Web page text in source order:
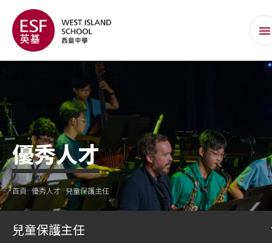
優秀人才
首頁 優秀人才 兒童保護主任
兒童保護主任